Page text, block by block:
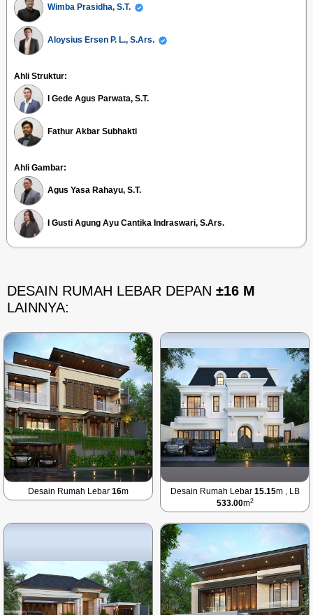
Wimba Prasidha, S.T.
Aloysius Ersen P. L., S.Ars.
Ahli Struktur:
I Gede Agus Parwata, S.T.
Fathur Akbar Subhakti
Ahli Gambar:
Agus Yasa Rahayu, S.T.
I Gusti Agung Ayu Cantika Indraswari, S.Ars.
DESAIN RUMAH LEBAR DEPAN ±16 M
LAINNYA:
Desain Rumah Lebar 16m Desain Rumah Lebar 15.15m , LB
533.00m2